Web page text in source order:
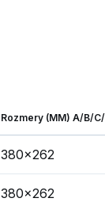
Rozmery (MM) A/B/
380x262
380x262